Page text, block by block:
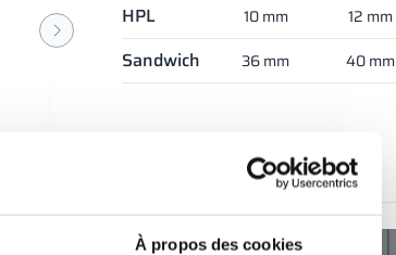
À propos des cookies
HPL 10 mm 12 mm
Sandwich 36 mm 40 mm